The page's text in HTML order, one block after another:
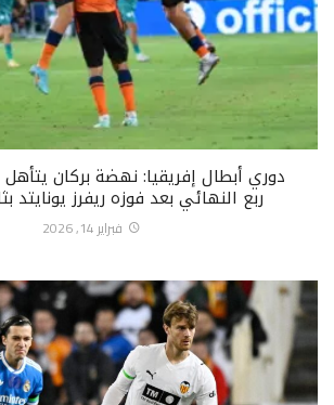
دوري أبطال إفريقيا: نهضة بركان
ربع النهائي بعد فوزه ريفرز يونايتد
فبراير 14, 2026